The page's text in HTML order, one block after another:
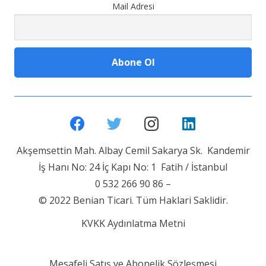
Mail Adresi
Akşemsettin Mah. Albay Cemil Sakarya Sk. Kandemir
İş Hanı No: 24 İç Kapı No: 1 Fatih / İstanbul
0 532 266 90 86 –
© 2022 Benian Ticari. Tüm Haklari Saklidir.
KVKK Aydınlatma Metni